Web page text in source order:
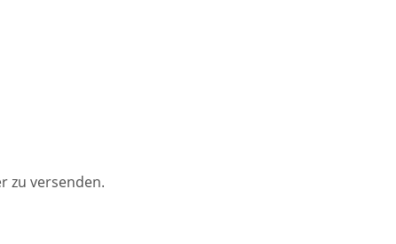
zu versenden.